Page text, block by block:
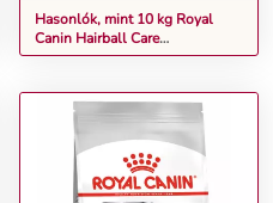
Hasonlók, mint 10 kg Royal
Canin Hairball Care
macskaeledel